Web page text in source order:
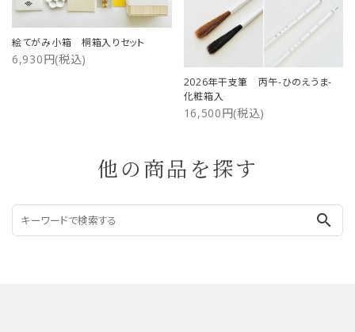
絵てがみ小箱 桐箱入りセット
6,930円(税込)
2026年干支筆 丙午-ひのえうま-
化粧箱入
16,500円(税込)
他の商品を探す
search